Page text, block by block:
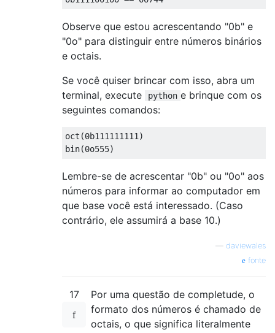
Observe que estou acrescentando "0b" e
"0o" para distinguir entre números binários
e octais.
Se você quiser brincar com isso, abra um
terminal, execute
python e brinque com os
seguintes comandos:
oct(0b111111111)
Lembre-se de acrescentar "0b" ou "0o" aos
números para informar ao computador em
que base você está interessado. (Caso
contrário, ele assumirá a base 10.)
daviewales
fonte
17
Por uma questão de completude, o
formato dos números é chamado de
octais, o que significa literalmente